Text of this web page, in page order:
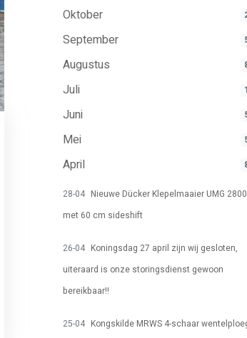
Oktober
September
Augustus
Juli 1
Juni
Mei
April
28-04 Nieuwe Dücker Klepelmaaier UMG 2800
met 60 cm sideshift
26-04 Koningsdag 27 april zijn wij gesloten,
uiteraard is onze storingsdienst gewoon
bereikbaar!!
25-04 Kongskilde MRWS 4-schaar